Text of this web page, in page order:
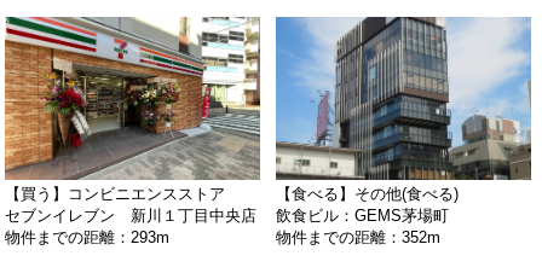
【買う】コンビニエンスストア
セブンイレブン 新川１丁目中央店
物件までの距離：293m
【食べる】その他(食べる)
飲食ビル：GEMS茅場町
物件までの距離：352m